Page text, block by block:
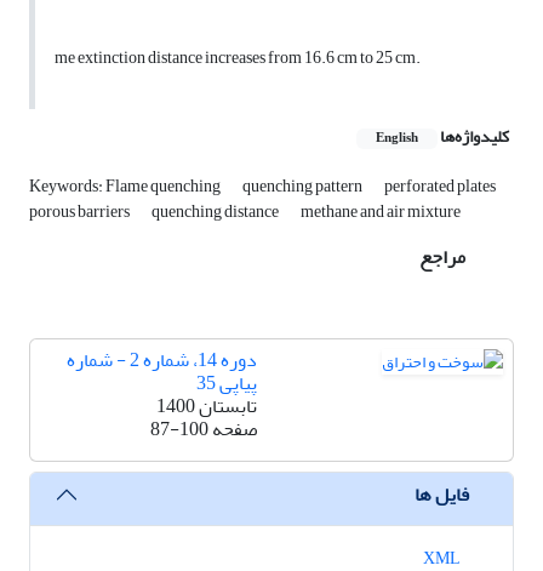
me extinction distance increases from 16.6 cm to 25 cm.
کلیدواژه‌ها English
Keywords: Flame quenching quenching pattern perforated plates
porous barriers quenching distance methane and air mixture
مراجع
دوره 14، شماره 2 - شماره
پیاپی 35
تابستان 1400
صفحه87-100
فایل ها